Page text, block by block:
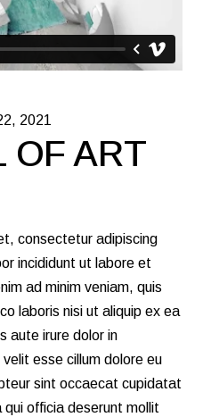
2021
OF ART
consectetur adipiscing
incididunt ut labore et
ad minim veniam, quis
laboris nisi ut aliquip ex ea
aute irure dolor in
esse cillum dolore eu
sint occaecat cupidatat
qui officia deserunt mollit